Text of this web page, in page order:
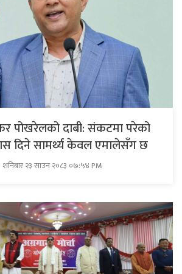
पोखरेलको दाबी: संकटमा परेको
दिने सामर्थ्य केवल एमालेसँग छ
शनिबार २३ साउन २०८३ ०७:५४ PM